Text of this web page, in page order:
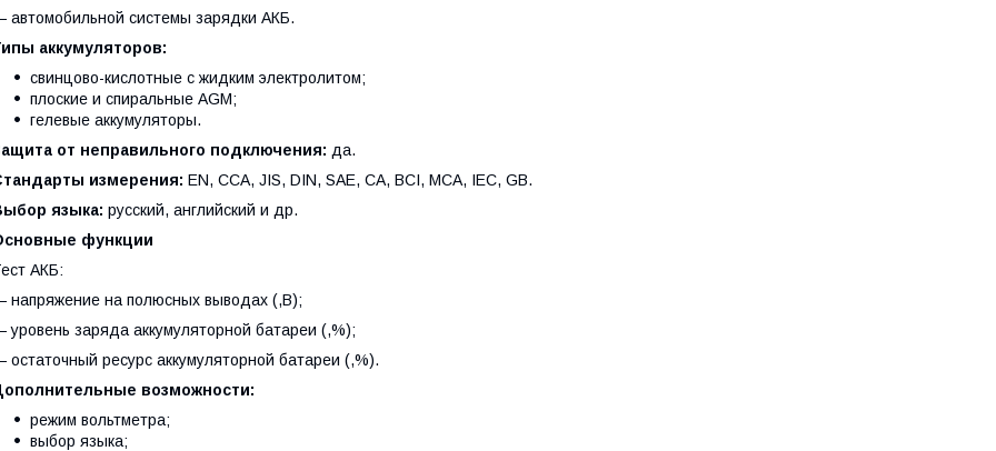
автомобильной системы зарядки АКБ.
аккумуляторов:
свинцово-кислотные с жидким электролитом;
плоские и спиральные AGM;
гелевые аккумуляторы.
от неправильного подключения: да.
измерения: EN, CCA, JIS, DIN, SAE, CA, BCI, MCA, IEC, GB.
языка: русский, английский и др.
функции
АКБ:
напряжение на полюсных выводах (,В);
уровень заряда аккумуляторной батареи (,%);
остаточный ресурс аккумуляторной батареи (,%).
возможности:
режим вольтметра;
выбор языка;